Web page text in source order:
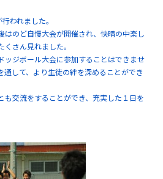
われました。
はのど自慢大会が開催され、快晴の中楽し
さん見れました。
ッジボール大会に参加することはできませ
通して、より生徒の絆を深めることができ
も交流をすることができ、充実した１日を